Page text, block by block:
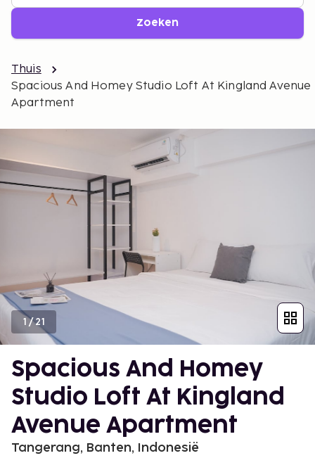
Zoeken
Thuis
Spacious And Homey Studio Loft At Kingland Avenue
Apartment
1/21
Spacious And Homey
Studio Loft At Kingland
Avenue Apartment
Tangerang, Banten, Indonesië